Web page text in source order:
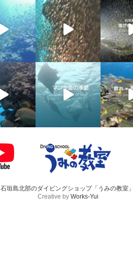
石垣島北部のダイビングショップ「うみの教室
Creative by Works-Yui